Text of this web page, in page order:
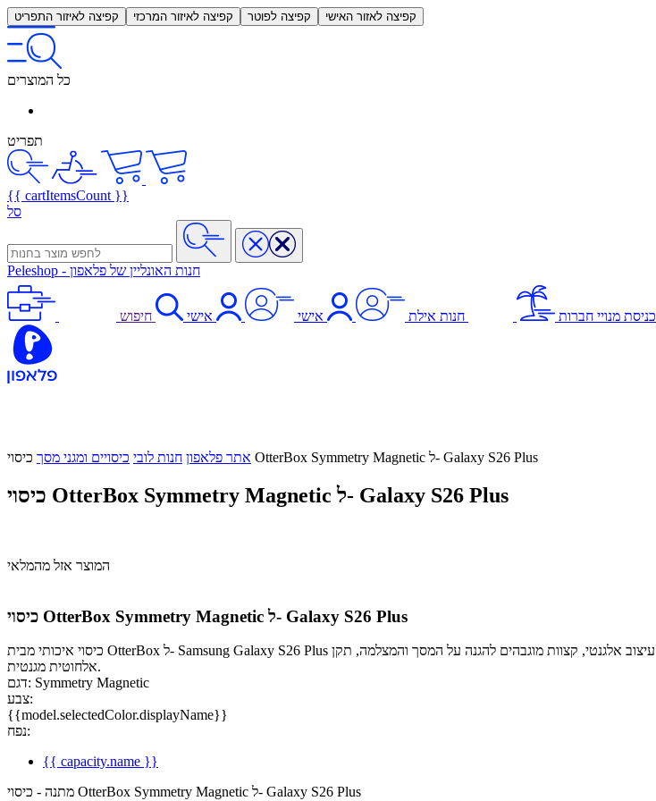
קפיצה לאיזור התפריט קפיצה לאיזור המרכזי קפיצה לפוטר קפיצה לאזור האישי
כל המוצרים
תפריט
{{ cartItemsCount }}
סל
Peleshop - חנות האונליין של פלאפון
כניסת מנויי חברות חנות אילת אישי אישי חיפוש
אתר פלאפון חנות לובי כיסויים ומגני מסך כיסוי OtterBox Symmetry Magnetic ל- Galaxy S26 Plus
כיסוי OtterBox Symmetry Magnetic ל- Galaxy S26 Plus
המוצר אזל מהמלאי
כיסוי OtterBox Symmetry Magnetic ל- Galaxy S26 Plus
כיסוי איכותי מבית OtterBox ל- Samsung Galaxy S26 Plus להגנה ושמירה מרבית על הטלפון שלך. בעל עיצוב אלגנטי, קצוות מוגבהים להגנה על המסך והמצלמה, תקן +DROP עמיד במיוחד מפני נפילות ותומך בטעינה
אלחוטית מגנטית.
דגם: Symmetry Magnetic
צבע:
{{model.selectedColor.displayName}}
נפח:
{{ capacity.name }}
מתנה - כיסוי OtterBox Symmetry Magnetic ל- Galaxy S26 Plus